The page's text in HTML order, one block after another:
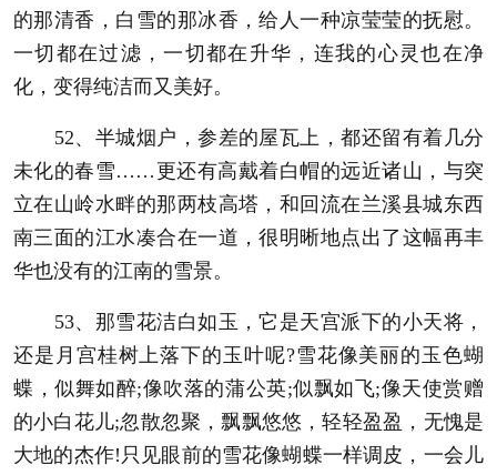
的那清香，白雪的那冰香，给人一种凉莹莹的抚慰。
一切都在过滤，一切都在升华，连我的心灵也在净
化，变得纯洁而又美好。
52、半城烟户，参差的屋瓦上，都还留有着几分
未化的春雪……更还有高戴着白帽的远近诸山，与突
立在山岭水畔的那两枝高塔，和回流在兰溪县城东西
南三面的江水凑合在一道，很明晰地点出了这幅再丰
华也没有的江南的雪景。
53、那雪花洁白如玉，它是天宫派下的小天将，
还是月宫桂树上落下的玉叶呢?雪花像美丽的玉色蝴
蝶，似舞如醉;像吹落的蒲公英;似飘如飞;像天使赏赠
的小白花儿;忽散忽聚，飘飘悠悠，轻轻盈盈，无愧是
大地的杰作!只见眼前的雪花像蝴蝶一样调皮，一会儿